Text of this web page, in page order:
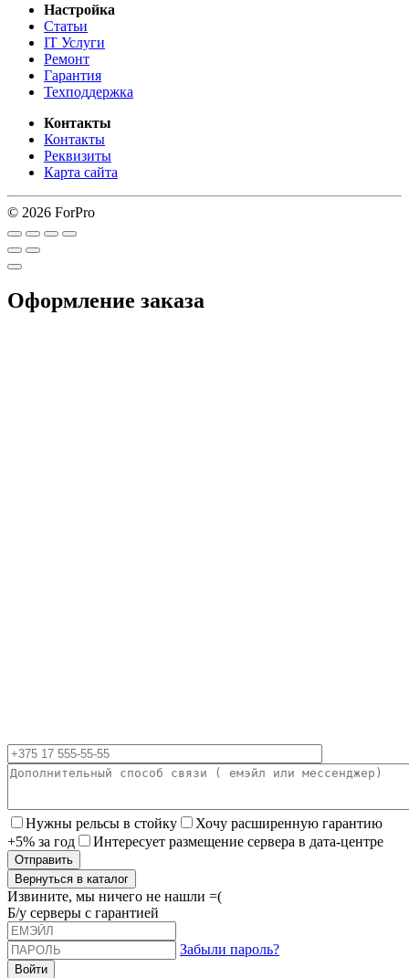
Настройка
Статьи
IT Услуги
Ремонт
Гарантия
Техподдержка
Контакты
Контакты
Реквизиты
Карта сайта
© 2026 ForPro
Оформление заказа
Нужны рельсы в стойку
Хочу расширенную гарантию
+5% за год
Интересует размещение сервера в дата-центре
Вернуться в каталог
Извините, мы ничего не нашли =(
Б/у серверы с гарантией
Забыли пароль?